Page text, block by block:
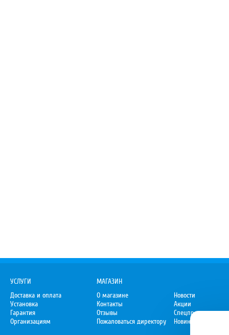
УСЛУГИ
Доставка и оплата
Установка
Гарантия
Организациям
МАГАЗИН
О магазине
Контакты
Отзывы
Пожаловаться директору
Новости
Акции
Спецпредложения
Новинки